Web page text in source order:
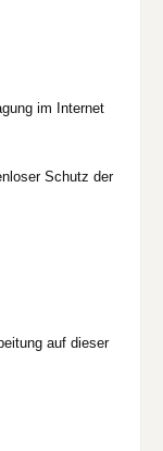
im Internet
Schutz der
auf dieser